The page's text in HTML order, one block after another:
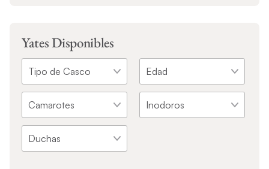
Yates Disponibles